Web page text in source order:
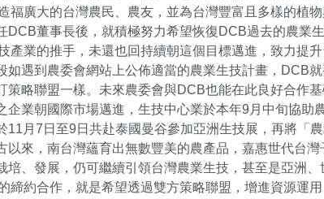
福廣大的台灣農民、農友，並為台灣豐富且多樣的植
DCB董事長後，就積極努力希望恢復DCB過去的農業
產業的推手，未還也回持續朝這個目標邁進，致力提
如遇到農委會網站上公佈適當的農業生技計畫，DCB
策略聯盟一樣。未來農委會與DCB也能在此良好合作
企業朝國際市場邁進，生技中心業於本年9月中旬協
11月7日至9日共赴泰國曼谷參加亞洲生技展，再將「
以來，南台灣蘊育出無數豐美的農產品，嘉惠世代台
培、發展，仍可繼續引領台灣農業生技，甚至是亞洲
締約合作，就是希望透過雙方策略聯盟，增進資源